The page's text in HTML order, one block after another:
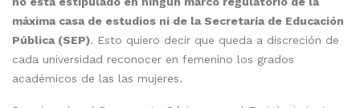
máxima casa de estudios ni de la Secretaría de Educación
Pública (SEP). Esto quiero decir que queda a discreción de
cada universidad reconocer en femenino los grados
académicos de las las mujeres.